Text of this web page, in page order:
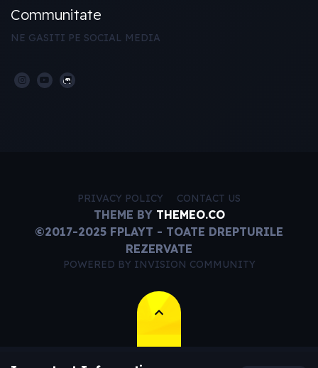
Communitate
NE GASITI PE SOCIAL MEDIA
PRIVACY POLICY CONTACT US
THEME BY THEMEO.CO
©2017-2025 FPLAYT - TOATE DREPTURILE
REZERVATE
POWERED BY INVISION COMMUNITY